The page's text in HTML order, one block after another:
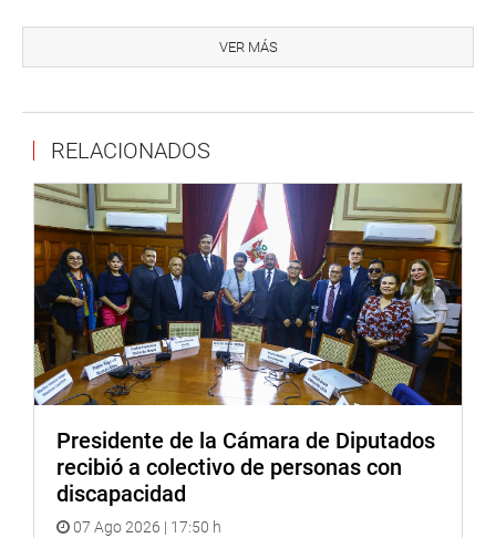
Darwin Espinoza Vargas, saludó la visita del ministro de
Transportes y Comunicaciones al departamento de
pueblos del sur, centros poblados y anexos que colindan
VER MÁS
RELACIONADOS
Presidente de la Cámara de Diputados
recibió a colectivo de personas con
discapacidad
07 Ago 2026 | 17:50 h